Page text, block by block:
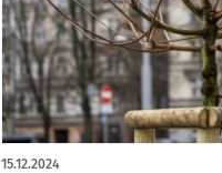
15.12.2024
artykuł z galerią zdjęć